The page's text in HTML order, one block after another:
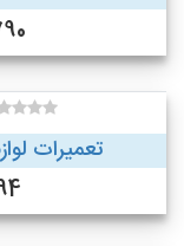
تعمیرات